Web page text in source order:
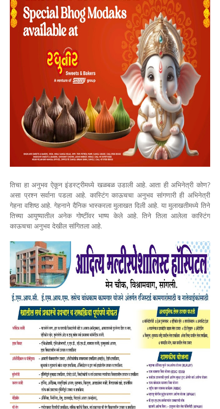
तिचा हा अनुभव ऐकून इंडस्ट्रीमध्ये खळबळ उडाली आहे. आता ही अभिनेत्री कोण?
असा प्रश्न सर्वाना पडला आहे. कास्टिंग काऊचचा अनुभव सांगणारी ही अभिनेत्री
गेहना वशिष्ठ आहे. गेहनाने दैनिक भास्करला मुलाखत दिली आहे. या मुलाखतीमध्ये तिने
तिच्या आयुष्यातील अनेक गोष्टींवर भाष्य केले आहे. तिने तिला आलेला कास्टिंग
काऊचचा अनुभव देखील सांगितला आहे.